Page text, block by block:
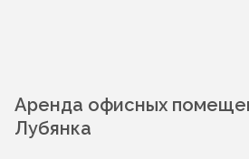
Аренда офисных
Лубянка